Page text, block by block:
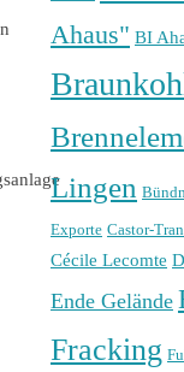
castor-
#atommüll
1
Ahaus" BI
Lingen
Exporte Castor-
Cécile Lecomte
Ende Gelände
Fracking